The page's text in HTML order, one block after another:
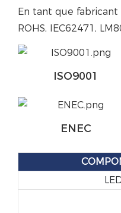
En tant que fabricant
ROHS, IEC62471,
ISO9001
ENEC